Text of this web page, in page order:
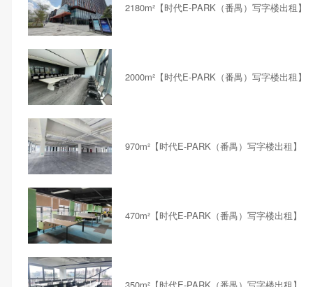
2180m²【时代E-PARK（番禺）写字楼出租】
2000m²【时代E-PARK（番禺）写字楼出租】
970m²【时代E-PARK（番禺）写字楼出租】
470m²【时代E-PARK（番禺）写字楼出租】